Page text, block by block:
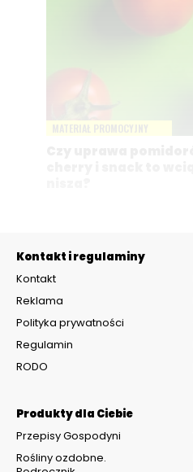
Kontakt i regulaminy
Kontakt
Reklama
Polityka prywatności
Regulamin
RODO
Produkty dla Ciebie
Przepisy Gospodyni
Rośliny ozdobne.